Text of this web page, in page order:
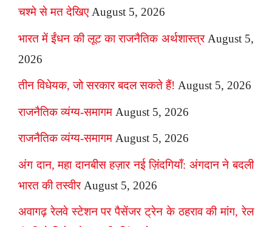
चश्मे से मत देखिए August 5, 2026
भारत में ईंधन की लूट का राजनैतिक अर्थशास्त्र August 5,
2026
तीन विधेयक, जो सरकार बदल सकते हैं! August 5, 2026
राजनैतिक व्यंग्य-समागम August 5, 2026
राजनैतिक व्यंग्य-समागम August 5, 2026
अंग दान, महा दानबीस हज़ार नई ज़िंदगियाँ: अंगदान ने बदली
भारत की तस्वीर August 5, 2026
अवागढ़ रेलवे स्टेशन पर पैसेंजर ट्रेन के ठहराव की मांग, रेल